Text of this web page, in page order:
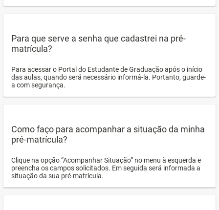
Para que serve a senha que cadastrei na pré-
matrícula?
Para acessar o Portal do Estudante de Graduação após o início
das aulas, quando será necessário informá-la. Portanto, guarde-
a com segurança.
Como faço para acompanhar a situação da minha
pré-matrícula?
Clique na opção “Acompanhar Situação” no menu à esquerda e
preencha os campos solicitados. Em seguida será informada a
situação da sua pré-matrícula.